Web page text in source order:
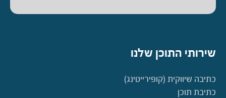
שירותי התוכן שלנו
כתיבה שיווקית (קופירייטינג)
כתיבת תוכן